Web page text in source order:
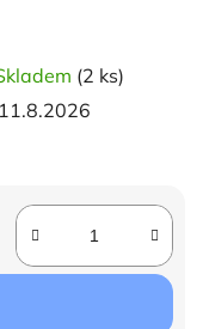
(2 ks)
11.8.2026